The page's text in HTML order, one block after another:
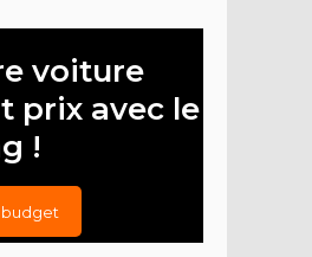
voiture
prix avec le
!
budget